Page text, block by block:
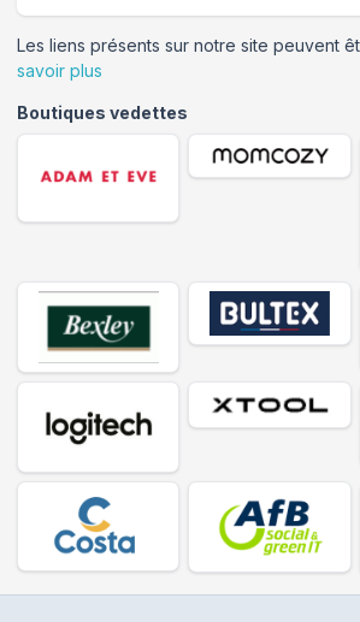
Les liens présents sur notre site peuvent
savoir plus
Boutiques vedettes